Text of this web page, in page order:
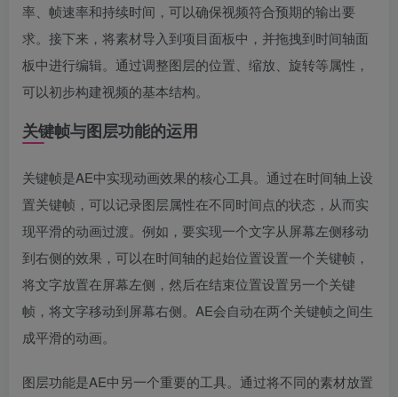
率、帧速率和持续时间，可以确保视频符合预期的输出要
求。接下来，将素材导入到项目面板中，并拖拽到时间轴面
板中进行编辑。通过调整图层的位置、缩放、旋转等属性，
可以初步构建视频的基本结构。
关键帧与图层功能的运用
关键帧是AE中实现动画效果的核心工具。通过在时间轴上设
置关键帧，可以记录图层属性在不同时间点的状态，从而实
现平滑的动画过渡。例如，要实现一个文字从屏幕左侧移动
到右侧的效果，可以在时间轴的起始位置设置一个关键帧，
将文字放置在屏幕左侧，然后在结束位置设置另一个关键
帧，将文字移动到屏幕右侧。AE会自动在两个关键帧之间生
成平滑的动画。
图层功能是AE中另一个重要的工具。通过将不同的素材放置